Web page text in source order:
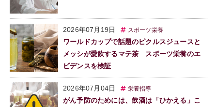
2026年07月19日 スポーツ栄養
ワールドカップで話題のピクルスジュースと
メッシが愛飲するマテ茶 スポーツ栄養のエ
ビデンスを検証
2026年07月04日 栄養指導
がん予防のためには、飲酒は「ひかえる」こ